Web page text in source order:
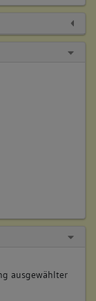
19).
ausgewählter